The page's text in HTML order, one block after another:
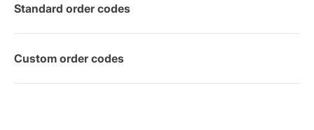
Standard order codes
Custom order codes